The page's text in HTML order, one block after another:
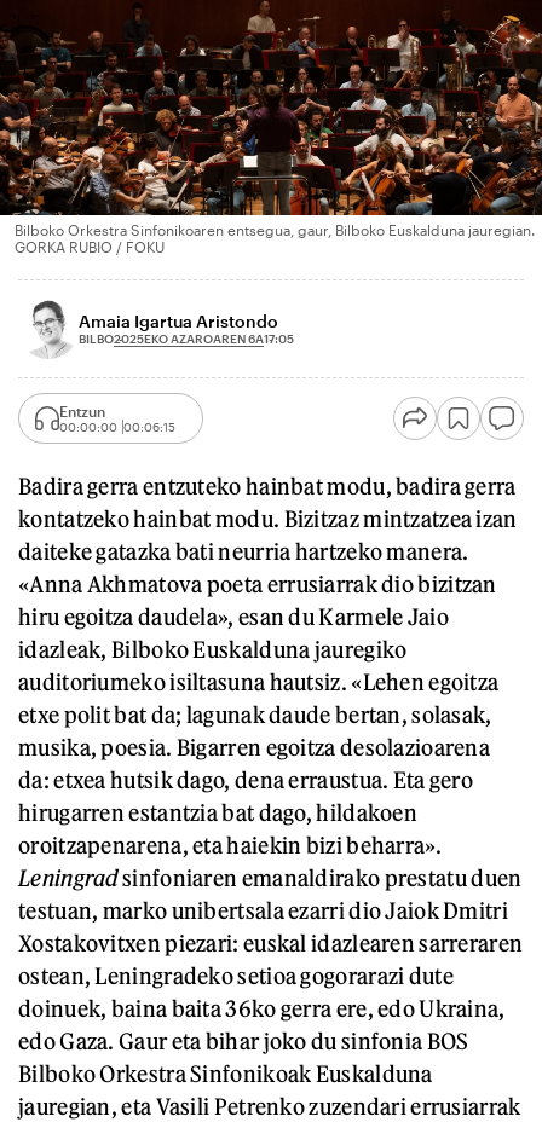
Bilboko Orkestra Sinfonikoaren entsegua, gaur, Bilboko Euskalduna jauregian.
GORKA RUBIO / FOKU
Amaia Igartua Aristondo
BILBO2025EKO AZAROAREN 6A17:05
Entzun
00:00:00 00:06:15
Badira gerra entzuteko hainbat modu, badira gerra
kontatzeko hainbat modu. Bizitzaz mintzatzea izan
daiteke gatazka bati neurria hartzeko manera.
«Anna Akhmatova poeta errusiarrak dio bizitzan
hiru egoitza daudela», esan du Karmele Jaio
idazleak, Bilboko Euskalduna jauregiko
auditoriumeko isiltasuna hautsiz. «Lehen egoitza
etxe polit bat da; lagunak daude bertan, solasak,
musika, poesia. Bigarren egoitza desolazioarena
da: etxea hutsik dago, dena erraustua. Eta gero
hirugarren estantzia bat dago, hildakoen
oroitzapenarena, eta haiekin bizi beharra».
Leningradsinfoniaren emanaldirako prestatu duen
testuan, marko unibertsala ezarri dio Jaiok Dmitri
Xostakovitxen piezari: euskal idazlearen sarreraren
ostean, Leningradeko setioa gogorarazi dute
doinuek, baina baita 36ko gerra ere, edo Ukraina,
edo Gaza. Gaur eta bihar joko du sinfonia BOS
Bilboko Orkestra Sinfonikoak Euskalduna
jauregian, eta Vasili Petrenko zuzendari errusiarrak